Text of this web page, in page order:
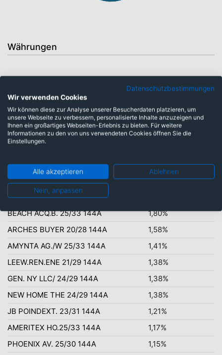
Währungen
Top-Ten Titel
BEACH ACQ.B. 25/33 144A
1,80%
ARCHES BUYER 20/28 144A
1,58%
AMYNTA AG./W 25/33 144A
1,41%
LEEW.REN.ENE 21/29 144A
1,38%
GEN. NY LLC/ 24/29 144A
1,38%
NEW HOME THE 24/29 144A
1,38%
JB POINDEXT. 23/31 144A
1,21%
AMERITEX HO.25/33 144A
1,17%
PHOENIX AV. 25/30 144A
1,15%
Datenschutzbestimmungen
Wir verwenden Cookies
Wir können diese zur Analyse unserer Besucherdaten platzieren, um
unsere Webseite zu verbessern, personalisierte Inhalte anzuzeigen und
Ihnen ein großartiges Webseiten-Erlebnis zu bieten. Für weitere
Informationen zu den von uns verwendeten Cookies öffnen Sie die
Einstellungen.
Alle akzeptieren Ablehnen
Nein, anpassen